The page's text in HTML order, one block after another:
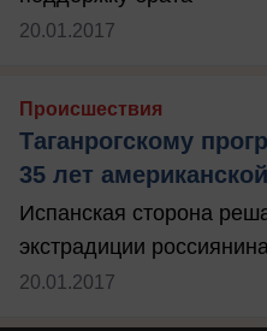
20.01.2017
Происшествия
Таганрогскому
35 лет
Испанская сторона
экстрадиции
20.01.2017